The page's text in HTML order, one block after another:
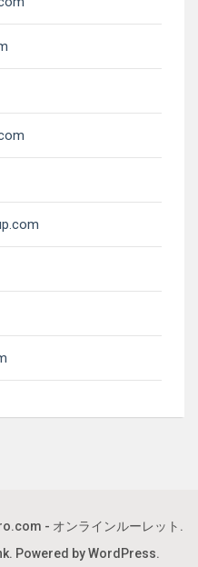
- オンラインルーレット .
. Powered byWordPress.